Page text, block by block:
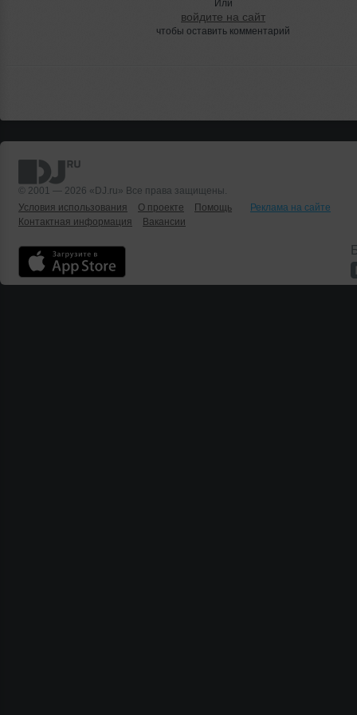
Или
войдите на сайт
чтобы оставить комментарий
© 2001 — 2026 «DJ.ru» Все права защищены.
Условия использования
О проекте Помощь
Реклама на сайте
Контактная информация
Вакансии